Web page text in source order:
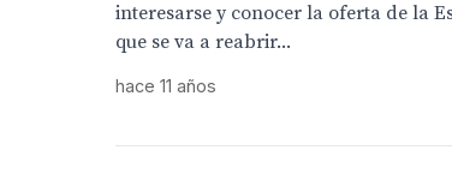
interesarse y conocer la oferta de la
que se va a reabrir...
hace 11 años